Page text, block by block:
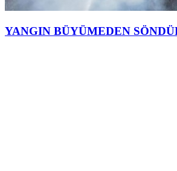
YANGIN BÜYÜMEDEN